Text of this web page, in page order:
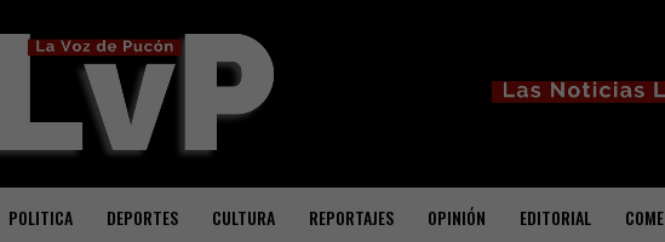
POLITICA DEPORTES CULTURA REPORTAJES OPINIÓN EDITORIAL